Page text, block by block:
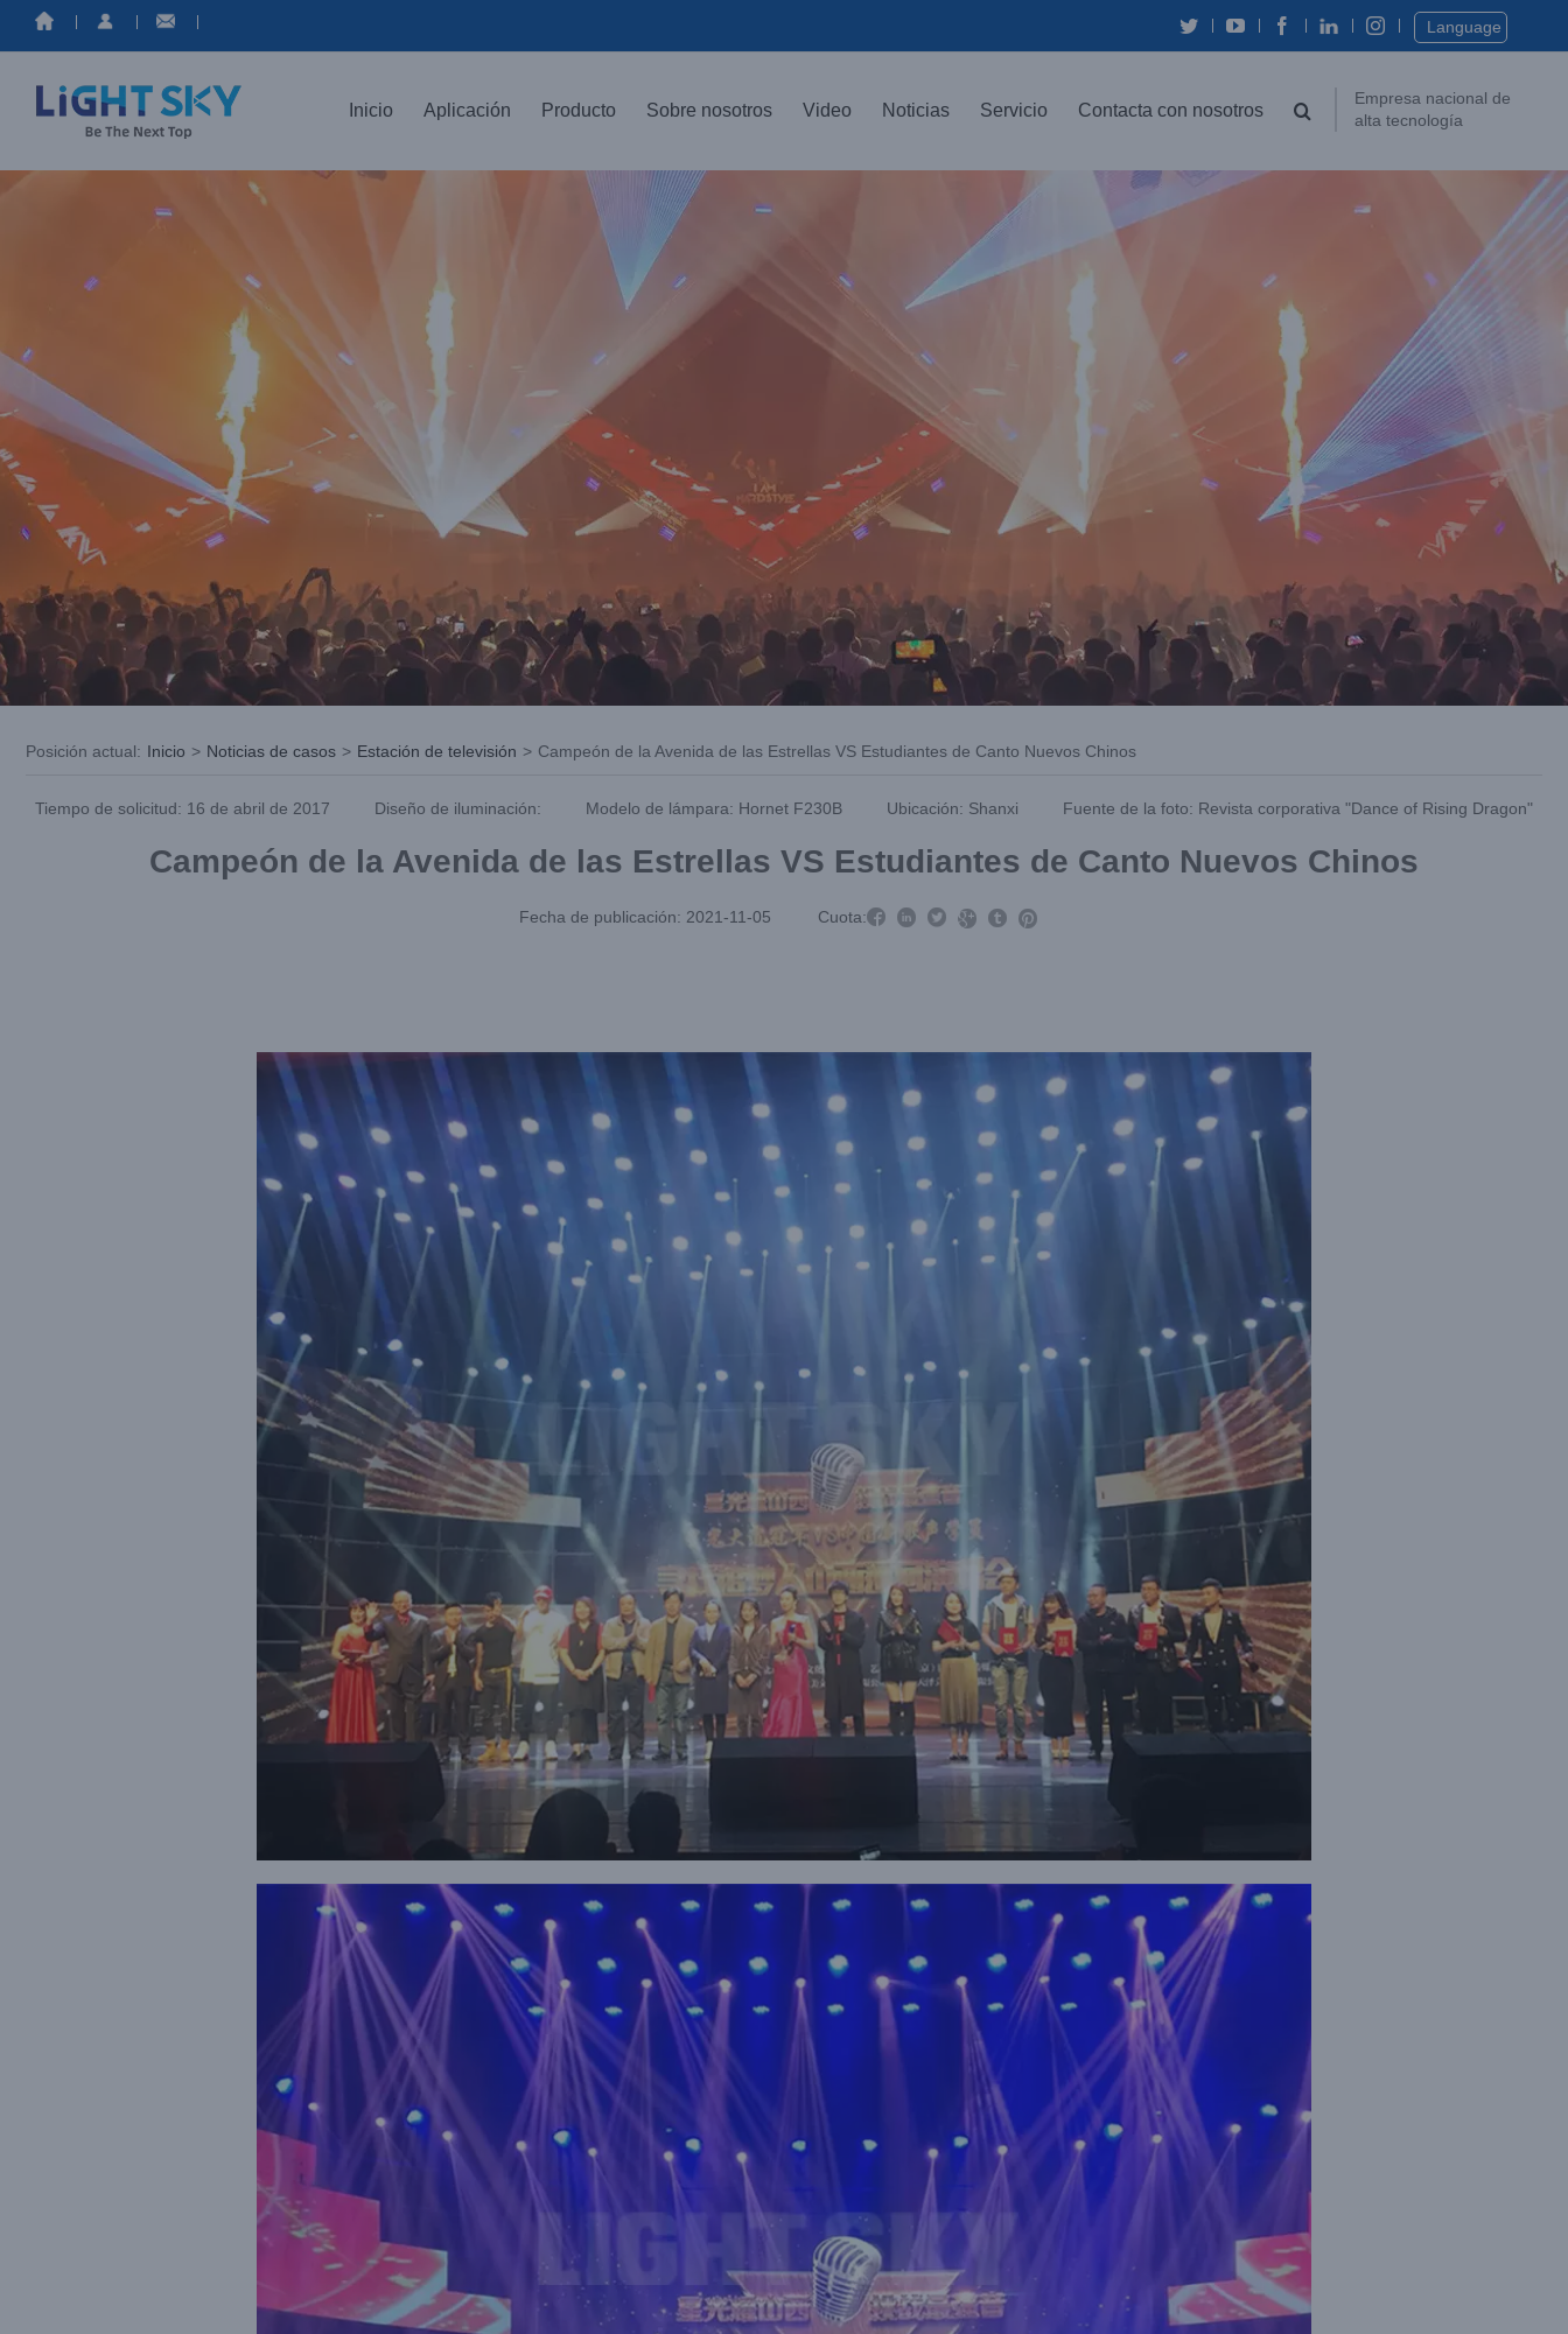
contenido
TwitterYouTubeFacebook
In InstagramLanguage
Inicio Aplicación Producto Sobre nosotros Video Noticias Servicio Contacta con nosotros
Empresa nacional de
alta tecnología
Posición actual: Inicio > Noticias de casos > Estación de televisión > Campeón de la Avenida de las Estrellas VS Estudiantes de Canto Nuevos Chinos
Tiempo de solicitud: 16 de abril de 2017 Diseño de iluminación: Modelo de lámpara: Hornet F230B Ubicación: Shanxi Fuente de la foto: Revista corporativa "Dance of Rising Dragon"
Campeón de la Avenida de las Estrellas VS Estudiantes de Canto Nuevos Chinos
Fecha de publicación: 2021-11-05 Cuota:     